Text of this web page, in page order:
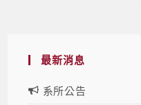
最新消息
系所公告